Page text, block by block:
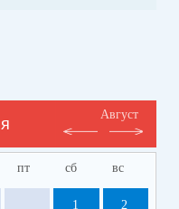
Август
пт сб вс
1 2